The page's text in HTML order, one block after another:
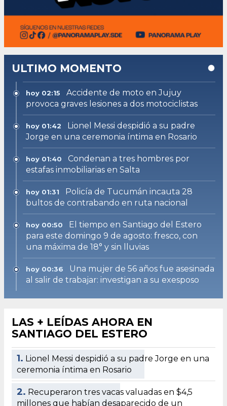
ULTIMO MOMENTO
hoy 02:15
Accidente de moto en Jujuy
provoca graves lesiones a dos motociclistas
hoy 01:42
Lionel Messi despidió a su padre
Jorge en una ceremonia íntima en Rosario
hoy 01:40
Condenan a tres hombres por
estafas inmobiliarias en Salta
hoy 01:31
Policía de Tucumán incauta 28
bultos de contrabando en ruta nacional
hoy 00:50
El tiempo en Santiago del Estero
para este domingo 9 de agosto: fresco, con
una máxima de 18° y sin lluvias
hoy 00:36
Una mujer de 56 años fue asesinada
al salir de trabajar: investigan a su exesposo
LAS + LEÍDAS AHORA EN
SANTIAGO DEL ESTERO
1. Lionel Messi despidió a su padre Jorge en una
ceremonia íntima en Rosario
2. Recuperaron tres vacas valuadas en $4,5
millones que habían desaparecido de un